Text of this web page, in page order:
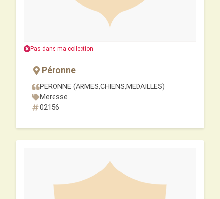
Pas dans ma collection
Péronne
PERONNE (ARMES,CHIENS,MEDAILLES)
Meresse
02156